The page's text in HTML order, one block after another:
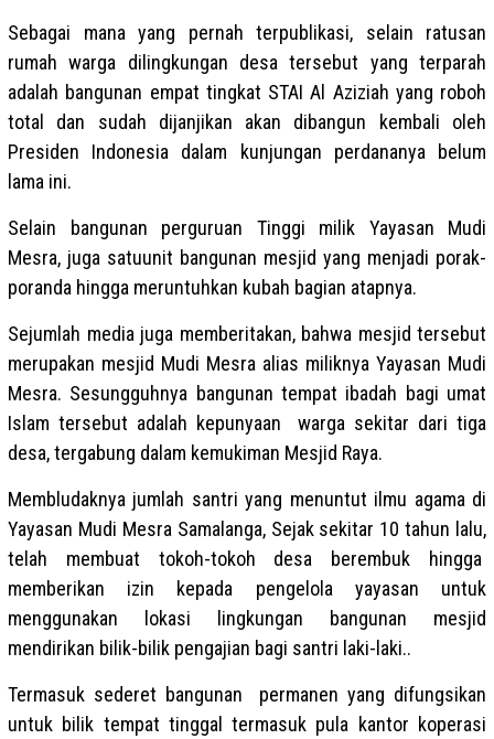
Sebagai mana yang pernah terpublikasi, selain ratusan
rumah warga dilingkungan desa tersebut yang terparah
adalah bangunan empat tingkat STAI Al Aziziah yang roboh
total dan sudah dijanjikan akan dibangun kembali oleh
Presiden Indonesia dalam kunjungan perdananya belum
lama ini.
Selain bangunan perguruan Tinggi milik Yayasan Mudi
Mesra, juga satuunit bangunan mesjid yang menjadi porak-
poranda hingga meruntuhkan kubah bagian atapnya.
Sejumlah media juga memberitakan, bahwa mesjid tersebut
merupakan mesjid Mudi Mesra alias miliknya Yayasan Mudi
Mesra. Sesungguhnya bangunan tempat ibadah bagi umat
Islam tersebut adalah kepunyaan warga sekitar dari tiga
desa, tergabung dalam kemukiman Mesjid Raya.
Membludaknya jumlah santri yang menuntut ilmu agama di
Yayasan Mudi Mesra Samalanga, Sejak sekitar 10 tahun lalu,
telah membuat tokoh-tokoh desa berembuk hingga
memberikan izin kepada pengelola yayasan untuk
menggunakan lokasi lingkungan bangunan mesjid
mendirikan bilik-bilik pengajian bagi santri laki-laki..
Termasuk sederet bangunan permanen yang difungsikan
untuk bilik tempat tinggal termasuk pula kantor koperasi